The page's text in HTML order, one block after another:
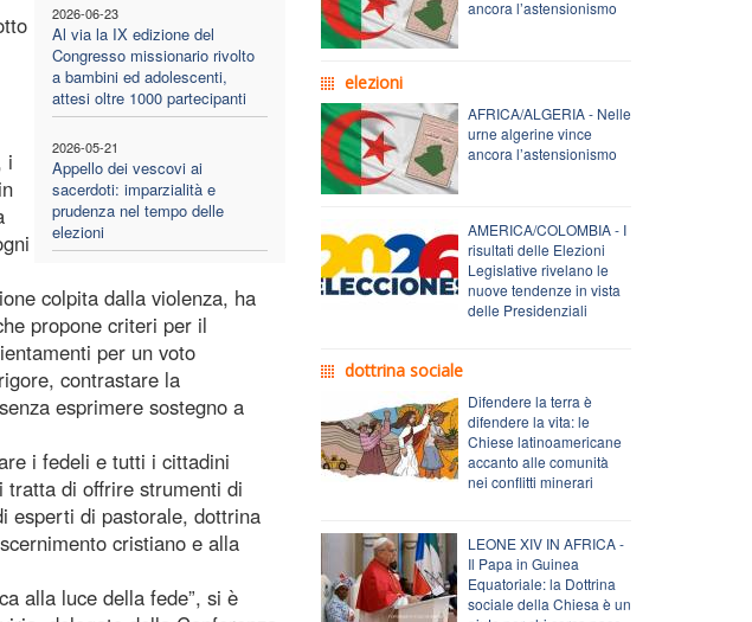
2026-06-23
Al via la IX edizione del
Congresso missionario rivolto
a bambini ed adolescenti,
attesi oltre 1000 partecipanti
2026-05-21
Appello dei vescovi ai
sacerdoti: imparzialità e
prudenza nel tempo delle
elezioni
i
colpita dalla violenza, ha
propone criteri per il
per un voto
contrastare la
esprimere sostegno a
i fedeli e tutti i cittadini
tratta di offrire strumenti di
esperti di pastorale, dottrina
cristiano e alla
alla luce della fede”, si è
ancora l’astensionismo
elezioni
AFRICA/ALGERIA - Nelle
urne algerine vince
ancora l’astensionismo
AMERICA/COLOMBIA - I
risultati delle Elezioni
Legislative rivelano le
nuove tendenze in vista
delle Presidenziali
dottrina sociale
Difendere la terra è
difendere la vita: le
Chiese latinoamericane
accanto alle comunità
nei conflitti minerari
LEONE XIV IN AFRICA -
Il Papa in Guinea
Equatoriale: la Dottrina
sociale della Chiesa è un